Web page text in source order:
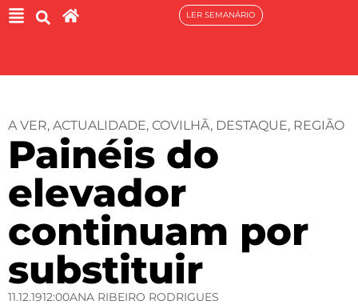
LER SEMANÁRIO
A VER, ACTUALIDADE, COVILHÃ, DESTAQUE, REGIÃO
Painéis do
elevador
continuam por
substituir
11.12.1912:00ANA RIBEIRO RODRIGUES